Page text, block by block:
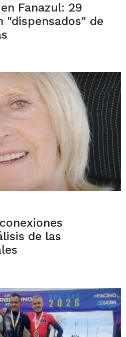
Fanazul: 29
"dispensados" de
de las